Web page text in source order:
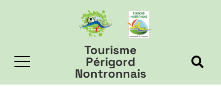
Tourisme
Périgord
Nontronnais